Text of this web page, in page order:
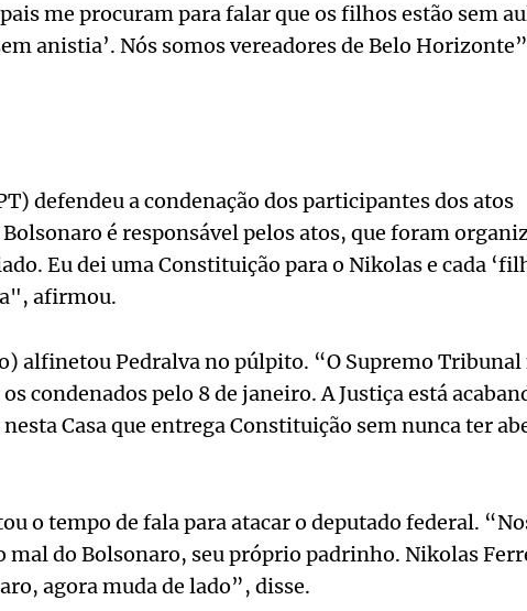
me procuram para falar que os filhos estão sem
anistia’. Nós somos vereadores de Belo
defendeu a condenação dos participantes dos atos
é responsável pelos atos, que foram
Eu dei uma Constituição para o Nikolas e cada
afirmou.
alfinetou Pedralva no púlpito. “O Supremo Tribunal
condenados pelo 8 de janeiro. A Justiça está
Casa que entrega Constituição sem nunca ter
o tempo de fala para atacar o deputado federal.
mal do Bolsonaro, seu próprio padrinho. Nikolas
agora muda de lado”, disse.